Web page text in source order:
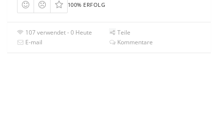
100% ERFOLG
107 verwendet - 0 Heute
Teile
E-mail
Kommentare